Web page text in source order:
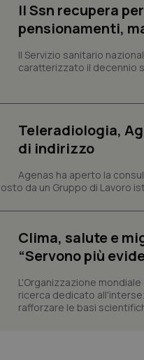
Il Ssn recupera
pensionamenti,
Il Servizio sanitario
caratterizzato il decennio
Teleradiologia,
di indirizzo
Agenas ha aperto la
da un Gruppo di Lavoro
Clima, salute e
“Servono più
L'Organizzazione
ricerca dedicato
rafforzare le basi
Nome
Nome
__Secure-YNID
YSC
ROLLOUT_TOKEN
tracking-sites-
named-enable